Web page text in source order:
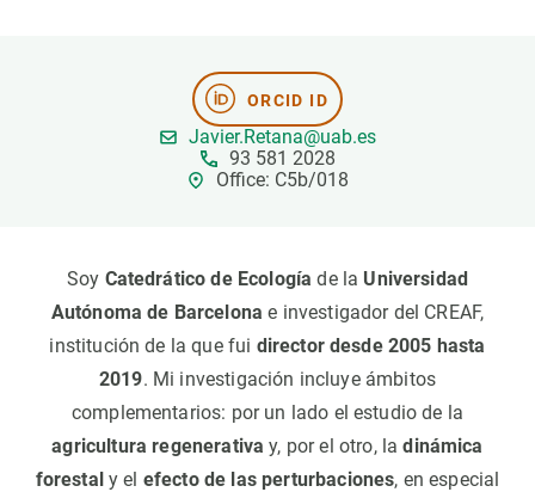
ORCID ID
Javier.Retana@uab.es
93 581 2028
Office: C5b/018
Soy Catedrático de Ecologíade la Universidad
Autónoma de Barcelona e investigador del CREAF,
institución de la que fui director desde 2005 hasta
2019. Mi investigación incluye ámbitos
complementarios: por un lado el estudio de la
agricultura regenerativay, por el otro, ladinámica
forestaly el efecto de las perturbaciones, en especial